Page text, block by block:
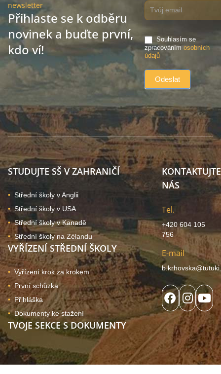
newsletter
Přihlaste se k odběru
novinek a buďte první,
kdo ví!
Souhlasím se
zpracovánímosobních
údajů
STUDUJTE SŠ V ZAHRANIČÍ
Střední školy v Anglii
Střední školy v USA
Střední školy v Kanadě
Střední školy na Zélandu
VYŘÍZENÍ STŘEDNÍ ŠKOLY
Vyřízení krok za krokem
První schůzka
Přihláška
Dokumenty ke stažení
TVOJE SEKCE S DOKUMENTY
KONTAKTUJTE
NÁS
Tel.
+420 604 105
756
E-mail